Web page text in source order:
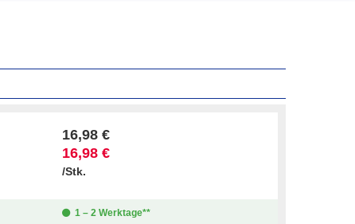
16,98 €
16,98 €
/Stk.
1 – 2 Werktage**